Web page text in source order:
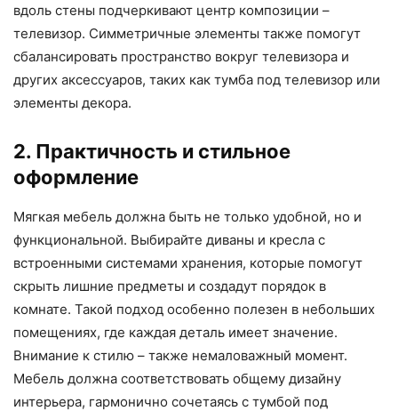
вдоль стены подчеркивают центр композиции –
телевизор. Симметричные элементы также помогут
сбалансировать пространство вокруг телевизора и
других аксессуаров, таких как тумба под телевизор или
элементы декора.
2. Практичность и стильное
оформление
Мягкая мебель должна быть не только удобной, но и
функциональной. Выбирайте диваны и кресла с
встроенными системами хранения, которые помогут
скрыть лишние предметы и создадут порядок в
комнате. Такой подход особенно полезен в небольших
помещениях, где каждая деталь имеет значение.
Внимание к стилю – также немаловажный момент.
Мебель должна соответствовать общему дизайну
интерьера, гармонично сочетаясь с тумбой под